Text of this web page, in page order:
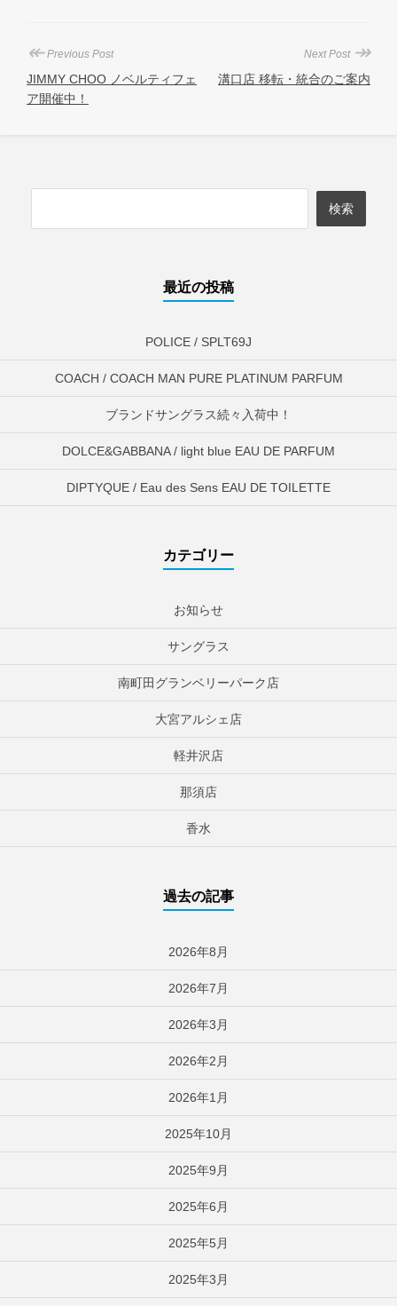
↞Previous Post
JIMMY CHOO ノベルティフェ
ア開催中！
Next Post ↠
溝口店 移転・統合のご案内
最近の投稿
POLICE / SPLT69J
COACH / COACH MAN PURE PLATINUM PARFUM
ブランドサングラス続々入荷中！
DOLCE&GABBANA / light blue EAU DE PARFUM
DIPTYQUE / Eau des Sens EAU DE TOILETTE
カテゴリー
お知らせ
サングラス
南町田グランベリーパーク店
大宮アルシェ店
軽井沢店
那須店
香水
過去の記事
2026年8月
2026年7月
2026年3月
2026年2月
2026年1月
2025年10月
2025年9月
2025年6月
2025年5月
2025年3月